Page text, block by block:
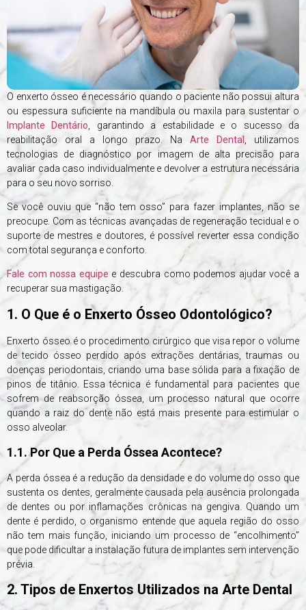
O enxerto ósseo é necessário quando o paciente não possui altura
ou espessura suficiente na mandíbula ou maxila para sustentar o
Implante Dentário , garantindo a estabilidade e o sucesso da
reabilitação oral a longo prazo. Na Arte Dental , utilizamos
tecnologias de diagnóstico por imagem de alta precisão para
avaliar cada caso individualmente e devolver a estrutura necessária
para o seu novo sorriso.
Se você ouviu que “não tem osso” para fazer implantes, não se
preocupe. Com as técnicas avançadas de regeneração tecidual e o
suporte de mestres e doutores, é possível reverter essa condição
com total segurança e conforto.
Fale com nossa equipe e descubra como podemos ajudar você a
recuperar sua mastigação.
1. O Que é o Enxerto Ósseo Odontológico?
Enxerto ósseo é o procedimento cirúrgico que visa repor o volume
de tecido ósseo perdido após extrações dentárias, traumas ou
doenças periodontais, criando uma base sólida para a fixação de
pinos de titânio. Essa técnica é fundamental para pacientes que
sofrem de reabsorção óssea, um processo natural que ocorre
quando a raiz do dente não está mais presente para estimular o
osso alveolar.
1.1. Por Que a Perda Óssea Acontece?
A perda óssea é a redução da densidade e do volume do osso que
sustenta os dentes, geralmente causada pela ausência prolongada
de dentes ou por inflamações crônicas na gengiva. Quando um
dente é perdido, o organismo entende que aquela região do osso
não tem mais função, iniciando um processo de “encolhimento”
que pode dificultar a instalação futura de implantes sem intervenção
prévia.
2. Tipos de Enxertos Utilizados na Arte Dental